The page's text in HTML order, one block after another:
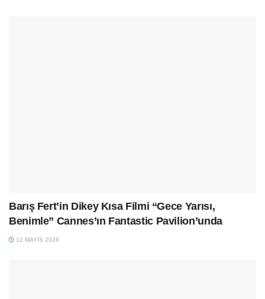
Barış Fert’in Dikey Kısa Filmi “Gece Yarısı,
Benimle” Cannes’ın Fantastic Pavilion’unda
12 MAYIS 2026